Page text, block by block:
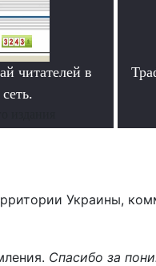
читателей в
Украины,
Спасибо за